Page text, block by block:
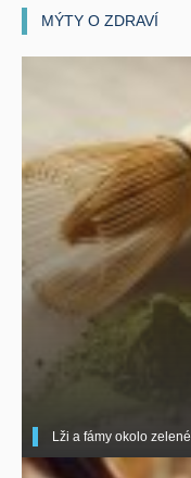
MÝTY O ZDRAVÍ
Lži a fámy okolo